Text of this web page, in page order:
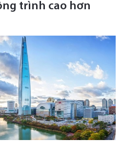
trình cao hơn